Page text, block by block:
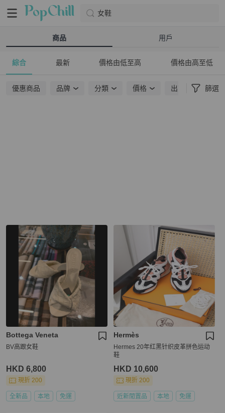
女鞋
商品 用戶
綜合 最新 價格由低至高 價格由高至低
優惠商品 品牌 分類 價格 出貨地點 篩選
Bottega Veneta
BV高跟女鞋
HKD 6,800
現折 200
全新品 本地 免運
Hermès
Hermes 20年红黑针织皮革拼色运动
鞋
HKD 10,600
現折 200
近新閒置品 本地 免運